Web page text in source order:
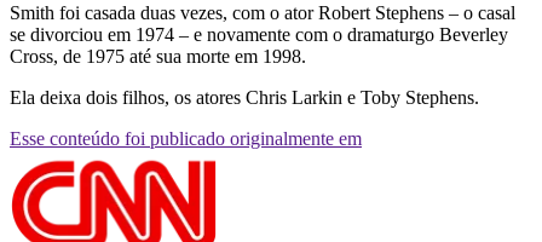
Smith foi casada duas vezes, com o ator Robert Stephens – o casal
se divorciou em 1974 – e novamente com o dramaturgo Beverley
Cross, de 1975 até sua morte em 1998.
Ela deixa dois filhos, os atores Chris Larkin e Toby Stephens.
Esse conteúdo foi publicado originalmente em